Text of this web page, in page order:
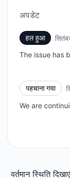
अपडेट
हल हुआ
The issue has
पहचाना गया
We are
वर्तमान स्थिति दिखाएं